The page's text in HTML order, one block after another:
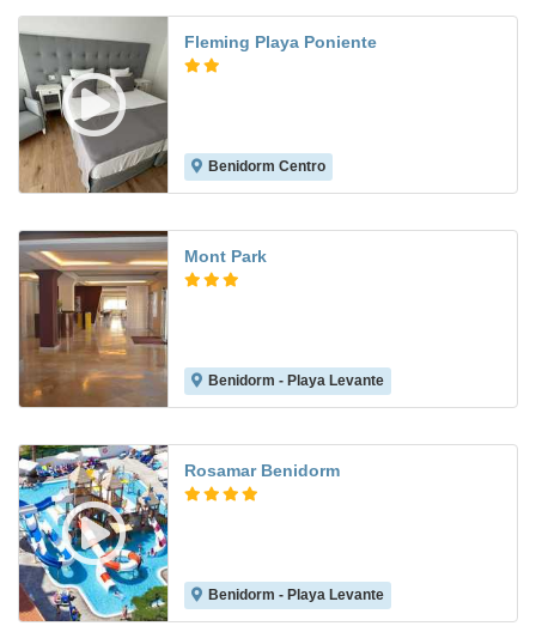
Fleming Playa Poniente
Benidorm Centro
Mont Park
Benidorm - Playa Levante
Rosamar Benidorm
Benidorm - Playa Levante